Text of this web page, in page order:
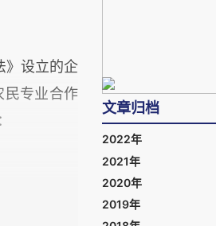
》设立的企
民专业合作
文章归档
2022年
2021年
2020年
2019年